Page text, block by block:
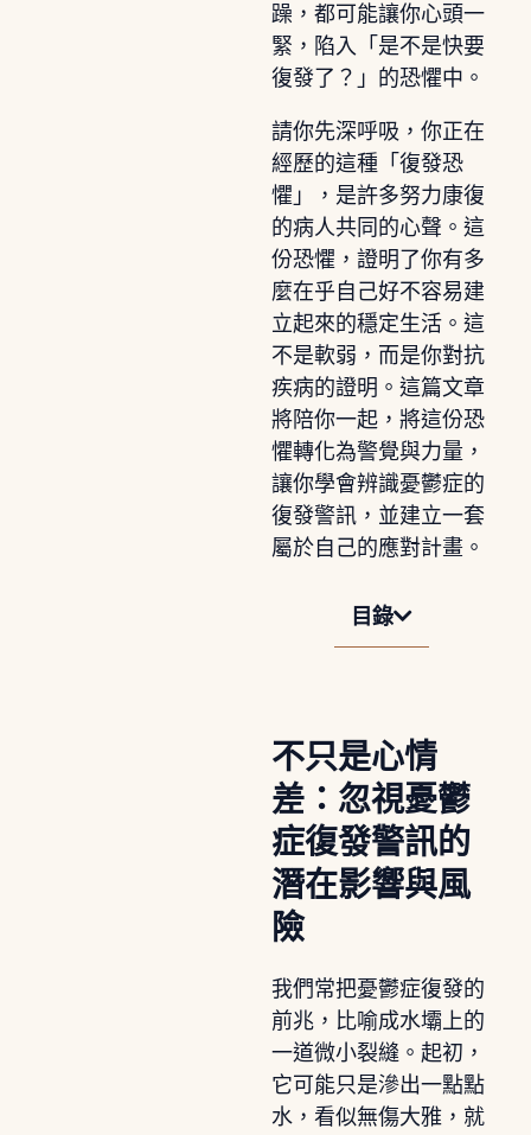
躁，都可能讓你心頭一
緊，陷入「是不是快要
復發了？」的恐懼中。
請你先深呼吸，你正在
經歷的這種「復發恐
懼」，是許多努力康復
的病人共同的心聲。這
份恐懼，證明了你有多
麼在乎自己好不容易建
立起來的穩定生活。這
不是軟弱，而是你對抗
疾病的證明。這篇文章
將陪你一起，將這份恐
懼轉化為警覺與力量，
讓你學會辨識憂鬱症的
復發警訊，並建立一套
屬於自己的應對計畫。
目錄
不只是心情
差：忽視憂鬱
症復發警訊的
潛在影響與風
險
我們常把憂鬱症復發的
前兆，比喻成水壩上的
一道微小裂縫。起初，
它可能只是滲出一點點
水，看似無傷大雅，就